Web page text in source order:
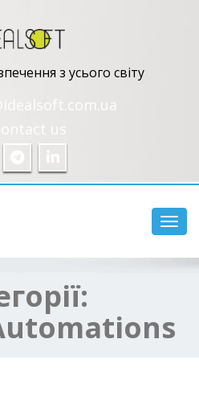
з усього світу
Contact us